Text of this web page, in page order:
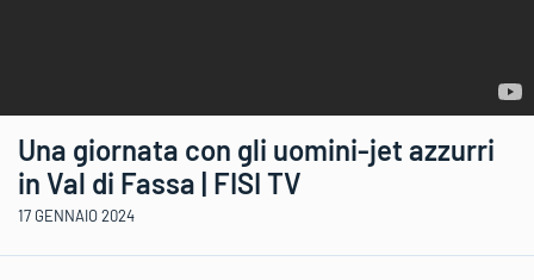
Una giornata con gli uomini-jet azzurri
in Val di Fassa | FISI TV
17 GENNAIO 2024